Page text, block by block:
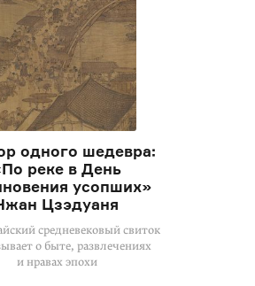
одного шедевра:
реке в День
усопших»
Цзэдуаня
средневековый свиток
о быте, развлечениях
и нравах эпохи